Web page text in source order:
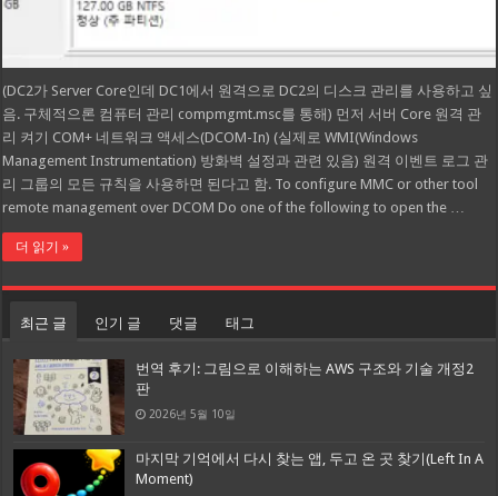
(DC2가 Server Core인데 DC1에서 원격으로 DC2의 디스크 관리를 사용하고 싶
음. 구체적으론 컴퓨터 관리 compmgmt.msc를 통해) 먼저 서버 Core 원격 관
리 켜기 COM+ 네트워크 액세스(DCOM-In) (실제로 WMI(Windows
Management Instrumentation) 방화벽 설정과 관련 있음) 원격 이벤트 로그 관
리 그룹의 모든 규칙을 사용하면 된다고 함. To configure MMC or other tool
remote management over DCOM Do one of the following to open the …
더 읽기 »
최근 글 인기 글 댓글 태그
번역 후기: 그림으로 이해하는 AWS 구조와 기술 개정2
판
2026년 5월 10일
마지막 기억에서 다시 찾는 앱, 두고 온 곳 찾기(Left In A
Moment)